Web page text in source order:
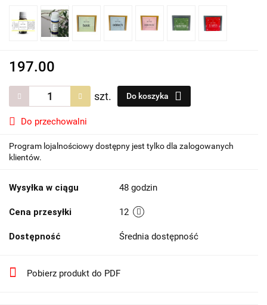
197.00
szt. Do koszyka
Do przechowalni
Program lojalnościowy dostępny jest tylko dla zalogowanych
klientów.
Wysyłka w ciągu 48 godzin
Cena przesyłki 12
Dostępność Średnia dostępność
Pobierz produkt do PDF